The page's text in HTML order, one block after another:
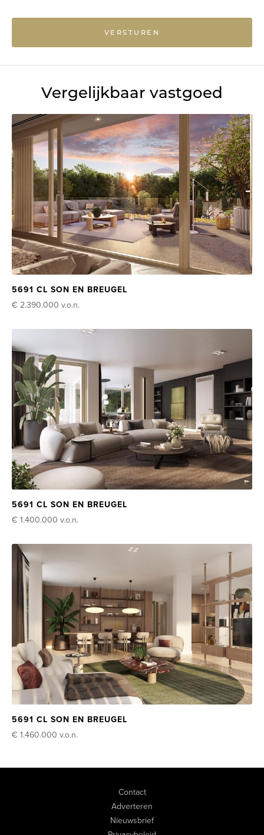
VERSTUREN
Vergelijkbaar vastgoed
5691 CL SON EN BREUGEL
€ 2.390.000 v.o.n.
5691 CL SON EN BREUGEL
€ 1.400.000 v.o.n.
5691 CL SON EN BREUGEL
€ 1.460.000 v.o.n.
Contact
Adverteren
Nieuwsbrief